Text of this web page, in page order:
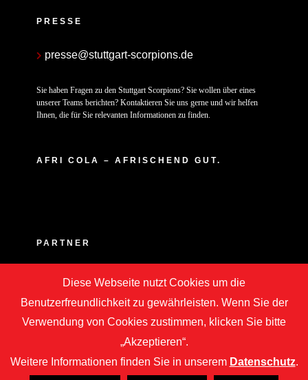
PRESSE
presse@stuttgart-scorpions.de
Sie haben Fragen zu den Stuttgart Scorpions? Sie wollen über eines
unserer Teams berichten? Kontaktieren Sie uns gerne und wir helfen
Ihnen, die für Sie relevanten Informationen zu finden.
AFRI COLA – AFRISCHEND GUT.
PARTNER
Diese Webseite nutzt Cookies um die
Benutzerfreundlichkeit zu gewährleisten. Wenn Sie der
Verwendung von Cookies zustimmen, klicken Sie bitte
„Akzeptieren“.
Weitere Informationen finden Sie in unserem Datenschutz.